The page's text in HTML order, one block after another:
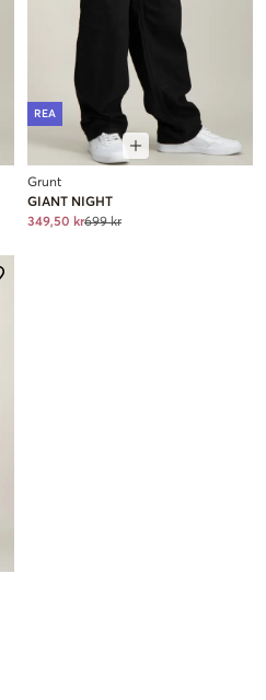
REA
Grunt
GIANT NIGHT
349,50 kr699 kr